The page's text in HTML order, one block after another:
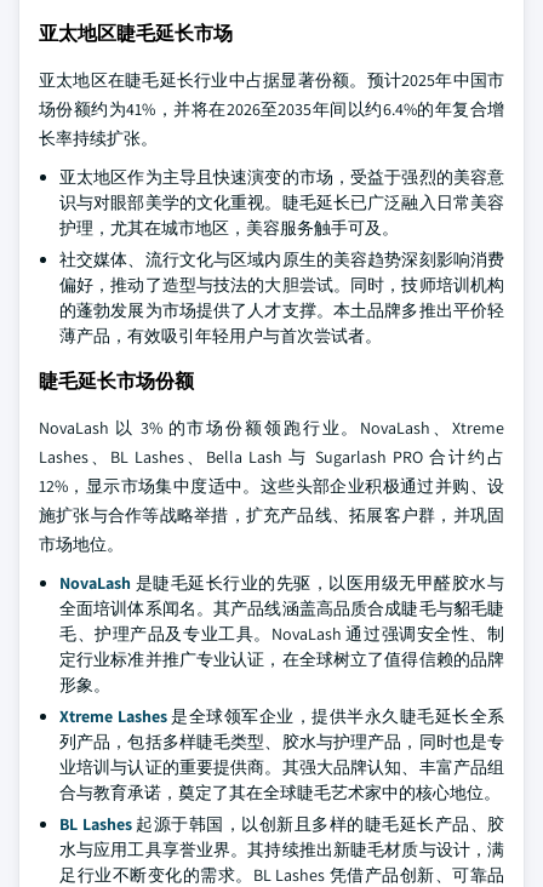
亚太地区睫毛延长市场
亚太地区在睫毛延长行业中占据显著份额。预计2025年中国市
场份额约为41%，并将在2026至2035年间以约6.4%的年复合增
长率持续扩张。
亚太地区作为主导且快速演变的市场，受益于强烈的美容意
识与对眼部美学的文化重视。睫毛延长已广泛融入日常美容
护理，尤其在城市地区，美容服务触手可及。
社交媒体、流行文化与区域内原生的美容趋势深刻影响消费
偏好，推动了造型与技法的大胆尝试。同时，技师培训机构
的蓬勃发展为市场提供了人才支撑。本土品牌多推出平价轻
薄产品，有效吸引年轻用户与首次尝试者。
睫毛延长市场份额
NovaLash 以 3% 的市场份额领跑行业。NovaLash、Xtreme
Lashes、BL Lashes、Bella Lash 与 Sugarlash PRO 合计约占
12%，显示市场集中度适中。这些头部企业积极通过并购、设
施扩张与合作等战略举措，扩充产品线、拓展客户群，并巩固
市场地位。
NovaLash 是睫毛延长行业的先驱，以医用级无甲醛胶水与
全面培训体系闻名。其产品线涵盖高品质合成睫毛与貂毛睫
毛、护理产品及专业工具。NovaLash 通过强调安全性、制
定行业标准并推广专业认证，在全球树立了值得信赖的品牌
形象。
Xtreme Lashes是全球领军企业，提供半永久睫毛延长全系
列产品，包括多样睫毛类型、胶水与护理产品，同时也是专
业培训与认证的重要提供商。其强大品牌认知、丰富产品组
合与教育承诺，奠定了其在全球睫毛艺术家中的核心地位。
BL Lashes起源于韩国，以创新且多样的睫毛延长产品、胶
水与应用工具享誉业界。其持续推出新睫毛材质与设计，满
足行业不断变化的需求。BL Lashes 凭借产品创新、可靠品